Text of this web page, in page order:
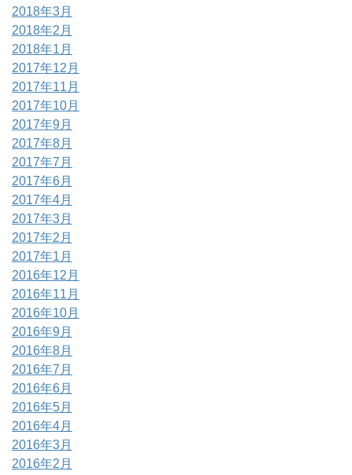
2018年3月
2018年2月
2018年1月
2017年12月
2017年11月
2017年10月
2017年9月
2017年8月
2017年7月
2017年6月
2017年4月
2017年3月
2017年2月
2017年1月
2016年12月
2016年11月
2016年10月
2016年9月
2016年8月
2016年7月
2016年6月
2016年5月
2016年4月
2016年3月
2016年2月